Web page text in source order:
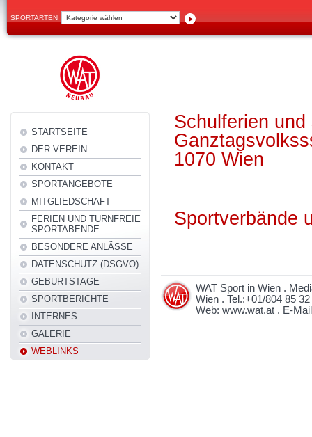
SPORTARTEN
Schulferien
1070 Wien
Sportverbände
STARTSEITE
DER VEREIN
KONTAKT
SPORTANGEBOTE
MITGLIEDSCHAFT
FERIEN UND TURNFREIE
SPORTABENDE
BESONDERE ANLÄSSE
DATENSCHUTZ (DSGVO)
GEBURTSTAGE
SPORTBERICHTE
INTERNES
GALERIE
WEBLINKS
WAT Sport in Wien .
Wien . Tel.:+01/804 85
Web: www.wat.at . E-